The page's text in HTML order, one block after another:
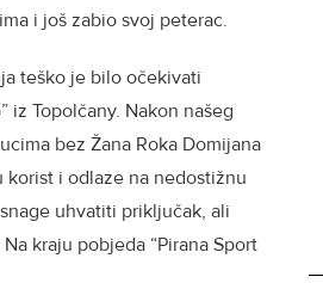
i još zabio svoj peterac.
teško je bilo očekivati
iz Topolčany. Nakon našeg
bez Žana Roka Domijana
i odlaze na nedostižnu
uhvatiti priključak, ali
kraju pobjeda “Pirana Sport